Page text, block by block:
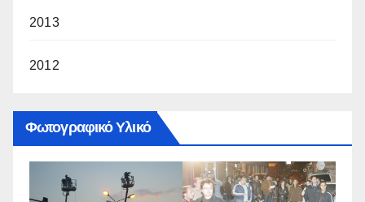
2013
2012
Φωτογραφικό Υλικό